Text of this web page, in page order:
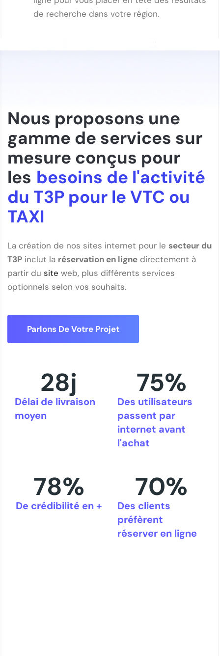
de recherche dans votre région.
Nous proposons une
gamme de services sur
mesure conçus pour
les besoins de l'activité
du T3P pour le VTC ou
TAXI
La création de nos sites internet pour le secteur du
T3P inclut la réservation en ligne directement à
partir du site web, plus différents services
optionnels selon vos souhaits.
Parlons De Votre Projet
Délai de livraison
moyen
28j
Des utilisateurs
passent par
internet avant
l'achat
75%
De crédibilité en +
78%
Des clients
préfèrent
réserver en ligne
70%